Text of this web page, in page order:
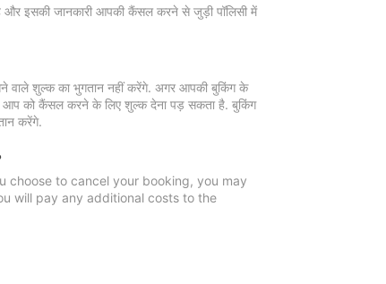
है और इसकी जानकारी आपकी कैंसल करने से जुड़ी पॉलिसी में
शुल्क का भुगतान नहीं करेंगे. अगर आपकी बुकिंग के
आप को कैंसल करने के लिए शुल्क देना पड़ सकता है. बुकिंग
करेंगे.
choose to cancel your booking, you may
will pay any additional costs to the